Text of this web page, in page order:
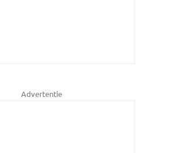
Advertentie